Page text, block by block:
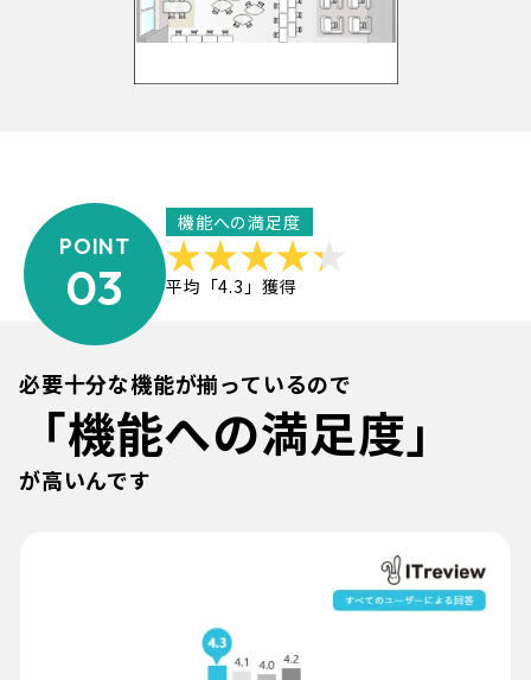
POINT
03
機能への満足度
平均「4.3」獲得
必要十分な機能が揃っているので
「機能への満足度」
が高いんです